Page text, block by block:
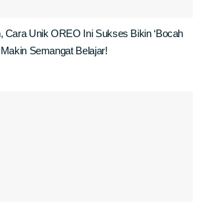
Cara Unik OREO Ini Sukses Bikin ‘Bocah
Semangat Belajar!